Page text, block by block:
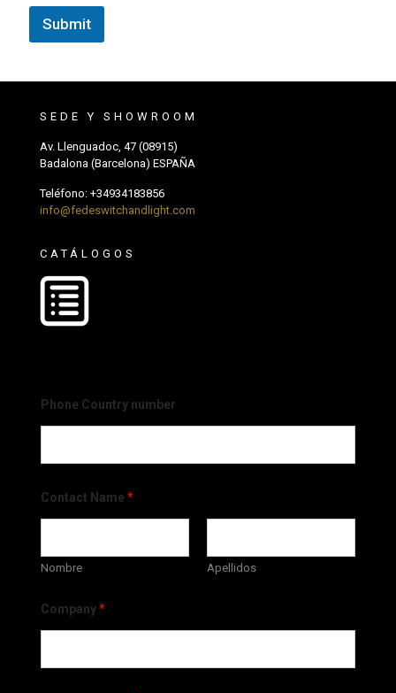
Submit
SEDE Y SHOWROOM
Av. Llenguadoc, 47 (08915)
Badalona (Barcelona) ESPAÑA
Teléfono: +34934183856
info@fedeswitchandlight.com
CATÁLOGOS
Phone Country number
Contact Name *
Nombre Apellidos
Company*